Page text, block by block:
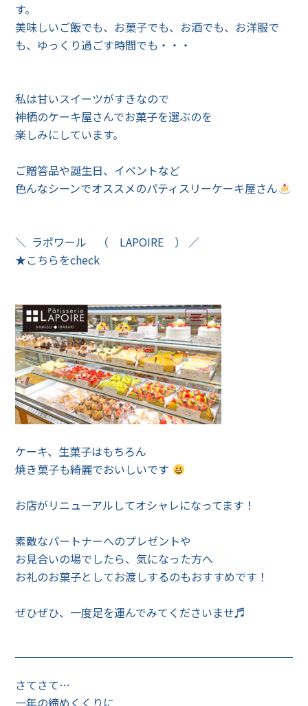
す。
美味しいご飯でも、お菓子でも、お酒でも、お洋服で
も、ゆっくり過ごす時間でも・・・
私は甘いスイーツがすきなので
神栖のケーキ屋さんでお菓子を選ぶのを
楽しみにしています。
ご贈答品や誕生日、イベントなど
色んなシーンでオススメのパティスリーケーキ屋さん
＼ ラポワール （ LAPOIRE ） ／
★こちらをcheck
ケーキ、生菓子はもちろん
焼き菓子も綺麗でおいしいです
お店がリニューアルしてオシャレになってます！
素敵なパートナーへのプレゼントや
お見合いの場でしたら、気になった方へ
お礼のお菓子としてお渡しするのもおすすめです！
ぜひぜひ、一度足を運んでみてくださいませ♬
さてさて…
一年の締めくくりに